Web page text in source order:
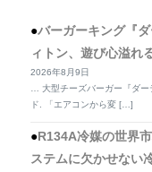
バーガーキング『
ィトン、遊び心溢れ
2026年8月9日
… 大型チーズバーガー『ダ
ド. 「エアコンから変 […]
R134A冷媒の世界
ステムに欠かせない